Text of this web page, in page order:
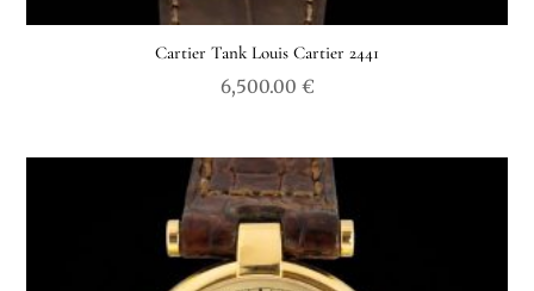
Cartier Tank Louis Cartier 2441
6,500.00 €